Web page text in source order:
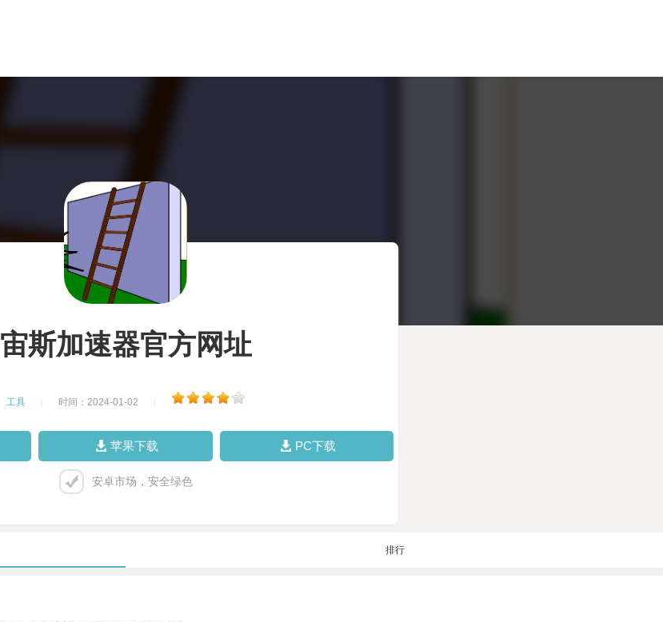
宙斯加速器官方网址
工具 时间：2024-01-02
苹果下载 PC下载
安卓市场，安全绿色
排行